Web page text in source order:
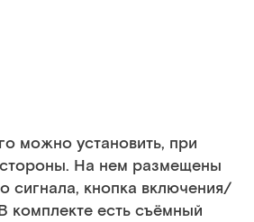
можно установить, при
На нем размещены
сигнала, кнопка включения/
комплекте есть съёмный